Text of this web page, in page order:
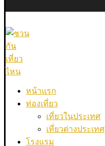
หน้าแรก
ท่องเที่ยว
เที่ยวในประเทศ
เที่ยวต่างประเทศ
โรงแรม